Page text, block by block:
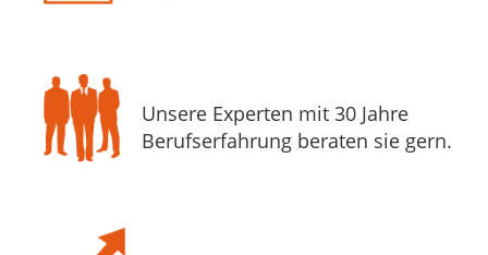
Unsere Experten mit 30 Jahre
Berufserfahrung beraten sie gern.